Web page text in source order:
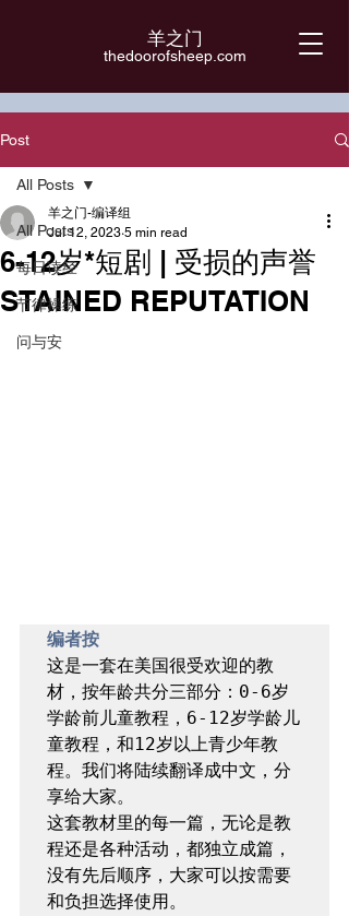
羊之门
​thedoorofsheep.com
Post
All Posts
每日读经
节律操练
问与安
All Posts
6-12岁*短剧 | 受损的声誉
STAINED REPUTATION
羊之门-编译组
Jul 12, 2023 5 min read
编者按
这是一套在美国很受欢迎的教
材，按年龄共分三部分：0-6岁
学龄前儿童教程，6-12岁学龄儿
童教程，和12岁以上青少年教
程。我们将陆续翻译成中文，分
享给大家。
这套教材里的每一篇，无论是教
程还是各种活动，都独立成篇，
没有先后顺序，大家可以按需要
和负担选择使用。